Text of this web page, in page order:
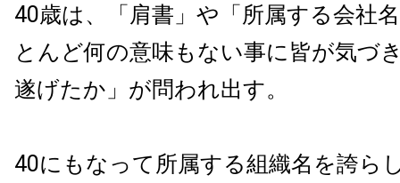
40歳は、「肩書」や「所属する会社
とんど何の意味もない事に皆が気づ
遂げたか」が問われ出す。
40にもなって所属する組織名を誇ら